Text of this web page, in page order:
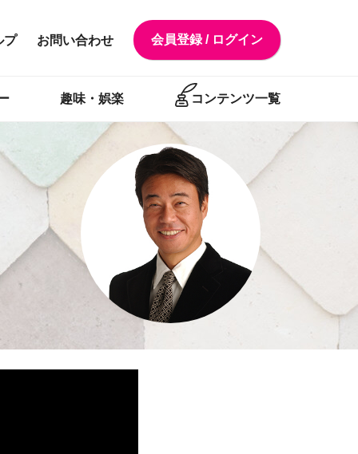
会員登録 / ログイン
お問い合わせ
プ
趣味・娯楽 コンテンツ一覧